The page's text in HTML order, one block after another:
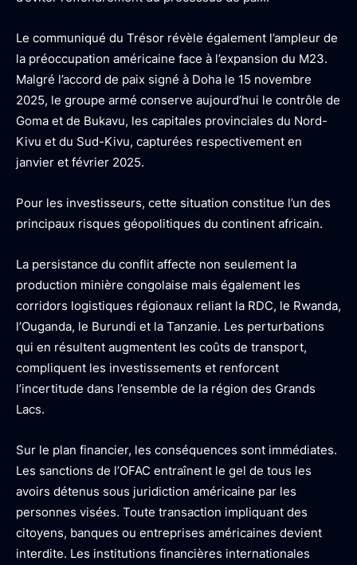
Le communiqué du Trésor révèle également l’ampleur de
la préoccupation américaine face à l’expansion du M23.
Malgré l’accord de paix signé à Doha le 15 novembre
2025, le groupe armé conserve aujourd’hui le contrôle de
Goma et de Bukavu, les capitales provinciales du Nord-
Kivu et du Sud-Kivu, capturées respectivement en
janvier et février 2025.
Pour les investisseurs, cette situation constitue l’un des
principaux risques géopolitiques du continent africain.
La persistance du conflit affecte non seulement la
production minière congolaise mais également les
corridors logistiques régionaux reliant la RDC, le Rwanda,
l’Ouganda, le Burundi et la Tanzanie. Les perturbations
qui en résultent augmentent les coûts de transport,
compliquent les investissements et renforcent
l’incertitude dans l’ensemble de la région des Grands
Lacs.
Sur le plan financier, les conséquences sont immédiates.
Les sanctions de l’OFAC entraînent le gel de tous les
avoirs détenus sous juridiction américaine par les
personnes visées. Toute transaction impliquant des
citoyens, banques ou entreprises américaines devient
interdite. Les institutions financières internationales